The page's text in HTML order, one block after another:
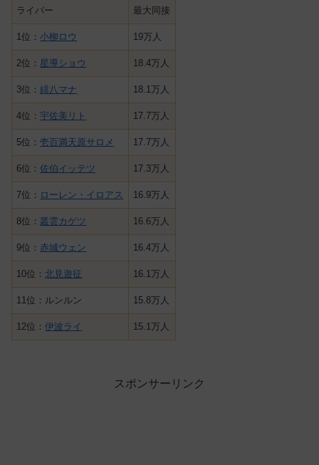
ライバー 最大同接
1位：小柳ロウ 19万人
2位：星導ショウ 18.4万人
3位：緋八マナ 18.1万人
4位：宇佐美リト 17.7万人
5位：壱百満天原サロメ 17.7万人
6位：佐伯イッテツ 17.3万人
7位： ローレン・イロアス 16.9万人
8位：叢雲カゲツ 16.6万人
9位：赤城ウェン 16.4万人
10位：北見遊征 16.1万人
11位：ルンルン 15.8万人
12位：伊波ライ 15.1万人
スポンサーリンク